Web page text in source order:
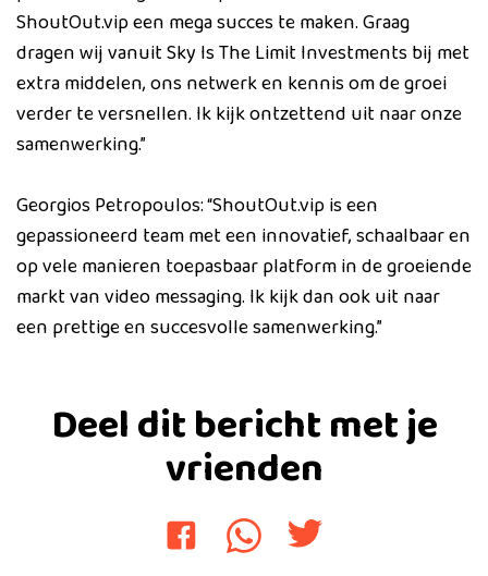
ShoutOut.vip een mega succes te maken. Graag
dragen wij vanuit Sky Is The Limit Investments bij met
extra middelen, ons netwerk en kennis om de groei
verder te versnellen. Ik kijk ontzettend uit naar onze
samenwerking.”
Georgios Petropoulos: “ShoutOut.vip is een
gepassioneerd team met een innovatief, schaalbaar en
op vele manieren toepasbaar platform in de groeiende
markt van video messaging. Ik kijk dan ook uit naar
een prettige en succesvolle samenwerking.”
Deel dit bericht met je
vrienden